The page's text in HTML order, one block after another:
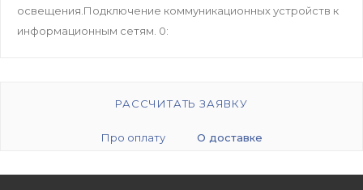
освещения.Подключение коммуникационных устройств к
информационным сетям. 0:
РАССЧИТАТЬ ЗАЯВКУ
Про оплату О доставке